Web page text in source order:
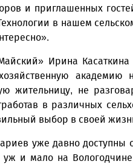
и приглашенных
в нашем
Ирина Касаткина
академию
жительницу, не
в различных
выбор в своей
уже давно доступны
уж и мало на